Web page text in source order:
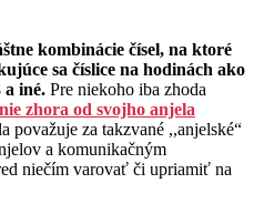
kombinácie čísel, na ktoré
sa číslice na hodinách ako
a iné. Pre niekoho iba zhoda
zhora od svojho anjela
považuje za takzvané ,,anjelské“
a komunikačným
niečím varovať či upriamiť na